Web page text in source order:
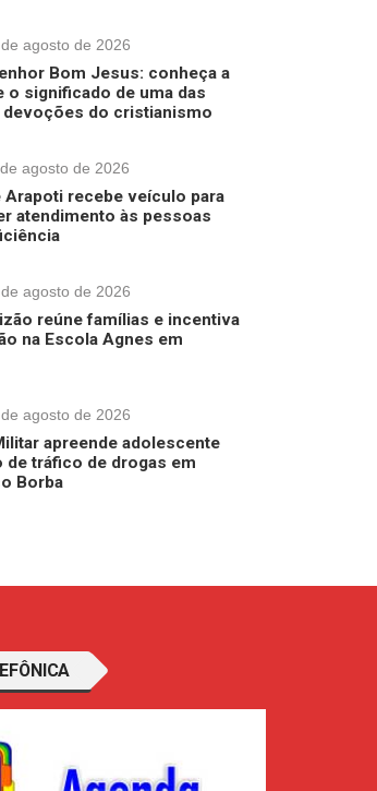
agosto de 2026
Bom Jesus: conheça a
o significado de uma das
devoções do cristianismo
agosto de 2026
Arapoti recebe veículo para
atendimento às pessoas
agosto de 2026
reúne famílias e incentiva
na Escola Agnes em
agosto de 2026
apreende adolescente
de tráfico de drogas em
Borba